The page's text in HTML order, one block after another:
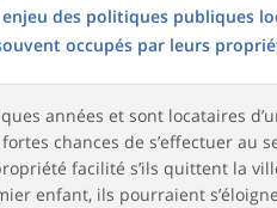
des politiques publiques
occupés par leurs
années et sont locataires
chances de s’effectuer au
facilité s’ils quittent la
enfant, ils pourraient